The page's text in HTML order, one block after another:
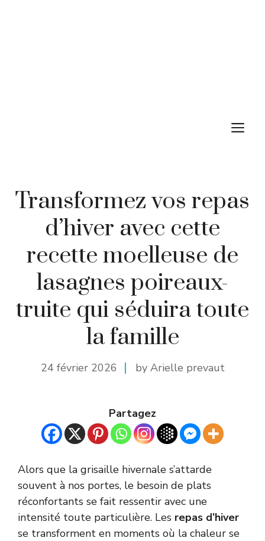
Transformez vos repas
d’hiver avec cette
recette moelleuse de
lasagnes poireaux-
truite qui séduira toute
la famille
24 février 2026 by Arielle prevaut
Partagez
Alors que la grisaille hivernale s’attarde
souvent à nos portes, le besoin de plats
réconfortants se fait ressentir avec une
intensité toute particulière. Les repas d’hiver
se transforment en moments où la chaleur se